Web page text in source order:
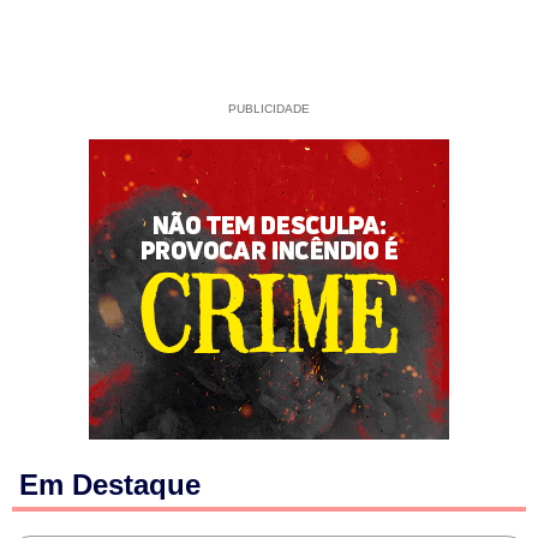
PUBLICIDADE
Em Destaque